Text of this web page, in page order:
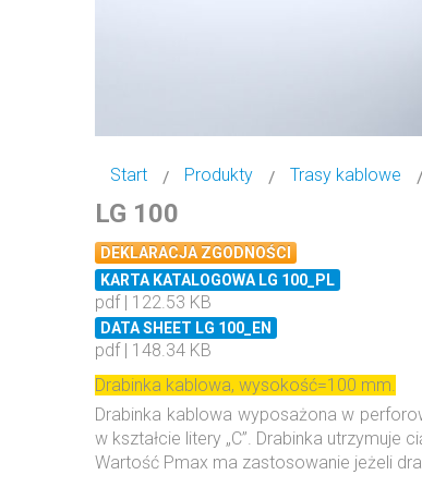
Start Produkty Trasy kablowe
LG 100
DEKLARACJA ZGODNOŚCI
KARTA KATALOGOWA LG 100_PL
pdf | 122.53 KB
DATA SHEET LG 100_EN
pdf | 148.34 KB
Drabinka kablowa, wysokość=100 mm.
Drabinka kablowa wyposażona w
w kształcie litery „C”. Drabinka utrzymuje
Wartość Pmax ma zastosowanie jeżeli